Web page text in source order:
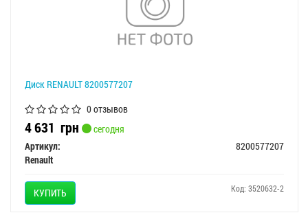
Диск RENAULT 8200577207
0 отзывов
4 631 грн
сегодня
Артикул:
8200577207
Renault
КУПИТЬ Код: 3520632-2